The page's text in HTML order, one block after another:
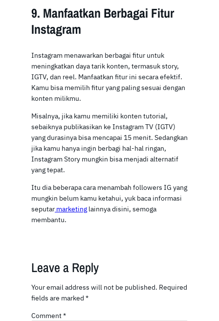
9. Manfaatkan Berbagai Fitur
Instagram
Instagram menawarkan berbagai fitur untuk
meningkatkan daya tarik konten, termasuk story,
IGTV, dan reel. Manfaatkan fitur ini secara efektif.
Kamu bisa memilih fitur yang paling sesuai dengan
konten milikmu.
Misalnya, jika kamu memiliki konten tutorial,
sebaiknya publikasikan ke Instagram TV (IGTV)
yang durasinya bisa mencapai 15 menit. Sedangkan
jika kamu hanya ingin berbagi hal-hal ringan,
Instagram Story mungkin bisa menjadi alternatif
yang tepat.
Itu dia beberapa cara menambah followers IG yang
mungkin belum kamu ketahui, yuk baca informasi
seputar marketing lainnya disini, semoga
membantu.
Leave a Reply
Your email address will not be published. Required
fields are marked *
Comment*